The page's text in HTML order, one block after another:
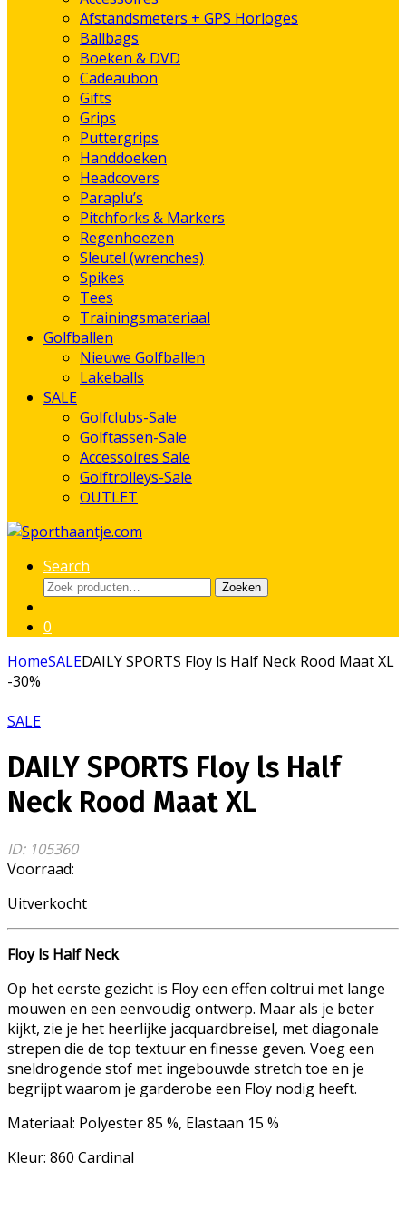
Afstandsmeters + GPS Horloges
Ballbags
Boeken & DVD
Cadeaubon
Gifts
Grips
Puttergrips
Handdoeken
Headcovers
Paraplu’s
Pitchforks & Markers
Regenhoezen
Sleutel (wrenches)
Spikes
Tees
Trainingsmateriaal
Golfballen
Nieuwe Golfballen
Lakeballs
SALE
Golfclubs-Sale
Golftassen-Sale
Accessoires Sale
Golftrolleys-Sale
OUTLET
Search
Zoeken
Zoeken
0
HomeSALEDAILY SPORTS Floy ls Half Neck Rood Maat XL
-30%
SALE
DAILY SPORTS Floy ls Half
Neck Rood Maat XL
ID: 105360
Voorraad:
Uitverkocht
Floy ls Half Neck
Op het eerste gezicht is Floy een effen coltrui met lange
mouwen en een eenvoudig ontwerp. Maar als je beter
kijkt, zie je het heerlijke jacquardbreisel, met diagonale
strepen die de top textuur en finesse geven. Voeg een
sneldrogende stof met ingebouwde stretch toe en je
begrijpt waarom je garderobe een Floy nodig heeft.
Materiaal: Polyester 85 %, Elastaan 15 %
Kleur: 860 Cardinal